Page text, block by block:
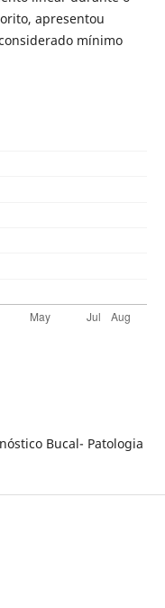
apresentou
mínimo
Bucal- Patologia